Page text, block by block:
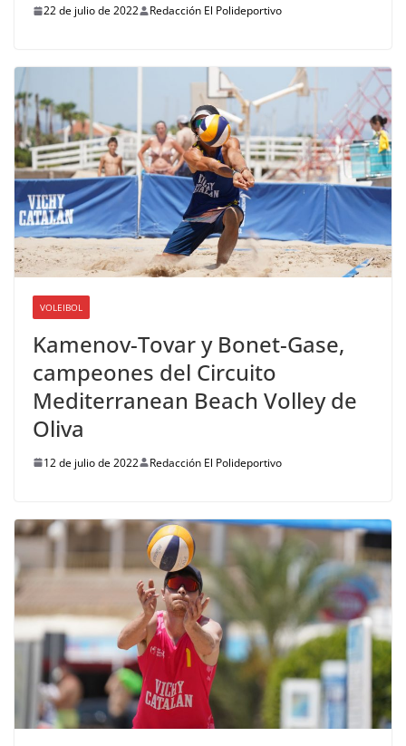
22 de julio de 2022 Redacción El Polideportivo
VOLEIBOL
Kamenov-Tovar y Bonet-Gase,
campeones del Circuito
Mediterranean Beach Volley de
Oliva
12 de julio de 2022 Redacción El Polideportivo